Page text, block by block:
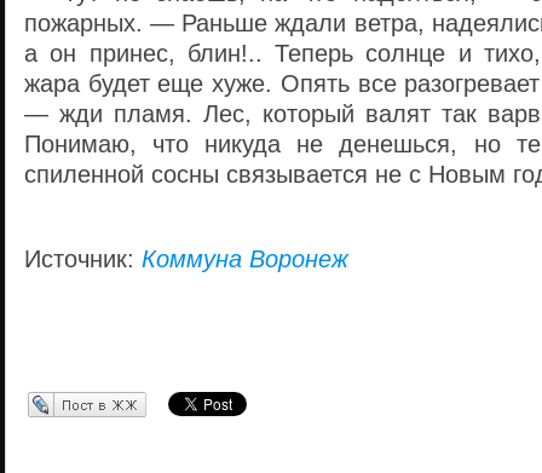
пожарных. — Раньше ждали ветра,
а он принес, блин!.. Теперь солнце и
жара будет еще хуже. Опять все
— жди пламя. Лес, который валят так
Понимаю, что никуда не денешься, но
спиленной сосны связывается не с Новым
Источник: Коммуна Воронеж
Перепост в ЖЖ